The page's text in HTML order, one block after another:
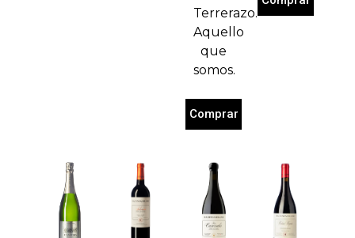
Terrerazo.
Aquello
que
somos.
Comprar